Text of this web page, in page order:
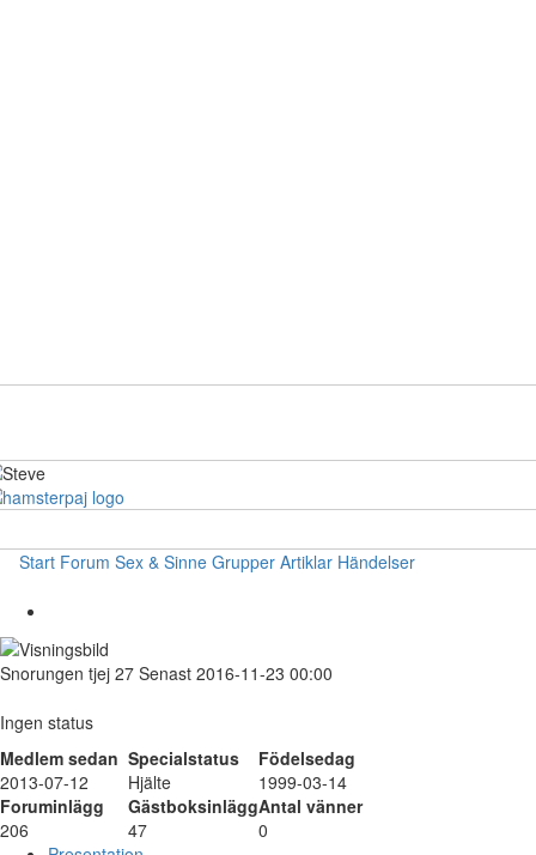
Start Forum Sex & Sinne Grupper Artiklar Händelser
Snorungen tjej 27 Senast 2016-11-23 00:00
Ingen status
Medlem sedan Specialstatus
Födelsedag
2013-07-12
Hjälte
1999-03-14
Foruminlägg
GästboksinläggAntal vänner
206
47
0